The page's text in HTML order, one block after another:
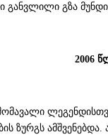
გზა
2006
ზურგს